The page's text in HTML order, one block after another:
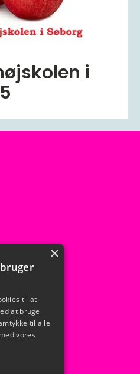
i
- 13
×
til at
at bruge
til alle
vores